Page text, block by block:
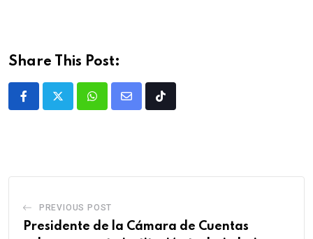
Share This Post:
PREVIOUS POST
Presidente de la Cámara de Cuentas